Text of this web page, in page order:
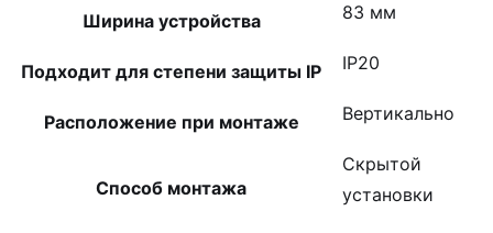
Ширина устройства 83 мм
Подходит для степени защиты IP IP20
Расположение при монтаже Вертикально
Способ монтажа
Скрытой
установки